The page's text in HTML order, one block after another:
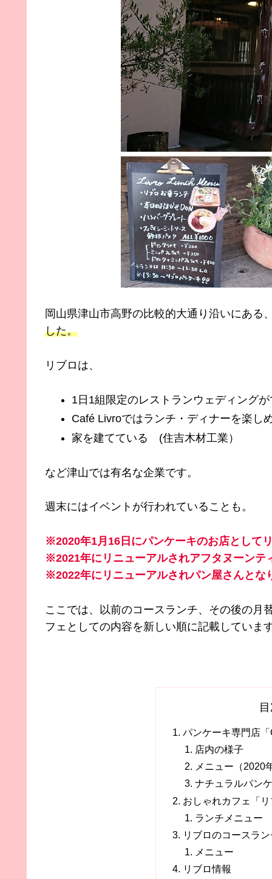
岡山県津山市高野の比較的大通り沿いにある
した。
リブロは、
1日1組限定のレストランウェディング
Café Livroではランチ・ディナーを楽し
家を建てている (住吉木材工業）
など津山では有名な企業です。
週末にはイベントが行われていることも。
※2020年1月16日にパンケーキのお店として
※2021年にリニューアルされアフタヌーンテ
※2022年にリニューアルされパン屋さんとな
ここでは、以前のコースランチ、その後の月
フェとしての内容を新しい順に記載していま
パンケーキ専門店
店内の様子
メニュー（2020
ナチュラルパン
おしゃれカフェ「
ランチメニュー
リブロのコースラ
メニュー
リブロ情報